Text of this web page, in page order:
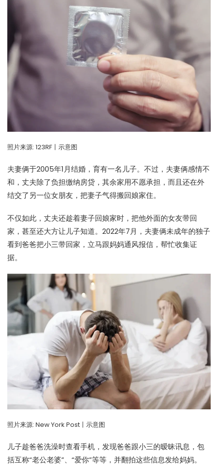
照片来源: 123RF丨示意图
夫妻俩于2005年1月结婚，育有一名儿子。不过，夫妻俩感情不
和，丈夫除了负担缴纳房贷，其余家用不愿承担，而且还在外
结交了另一位女朋友，把妻子气得搬回娘家住。
不仅如此，丈夫还趁着妻子回娘家时，把他外面的女友带回
家，甚至还大方让儿子知道。2022年7月，夫妻俩未成年的独子
看到爸爸把小三带回家，立马跟妈妈通风报信，帮忙收集证
据。
照片来源: New York Post丨示意图
儿子趁爸爸洗澡时查看手机，发现爸爸跟小三的暧昧讯息，包
括互称“老公老婆”、“爱你”等等，并翻拍这些信息发给妈妈。